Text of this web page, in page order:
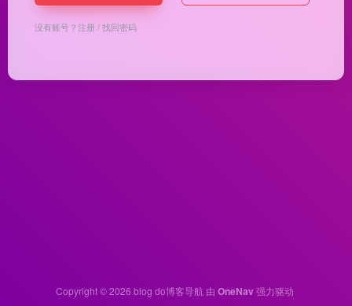
没有账号？注册/找回密码
Copyright © 2026 blog do博客导航 由 OneNav强力驱动